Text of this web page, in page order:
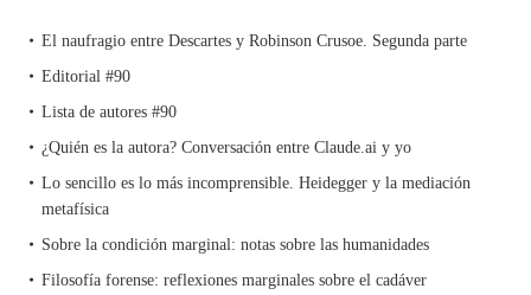
El naufragio entre Descartes y Robinson Crusoe. Segunda parte
Editorial #90
Lista de autores #90
¿Quién es la autora? Conversación entre Claude.ai y yo
Lo sencillo es lo más incomprensible. Heidegger y la mediación
metafísica
Sobre la condición marginal: notas sobre las humanidades
Filosofía forense: reflexiones marginales sobre el cadáver